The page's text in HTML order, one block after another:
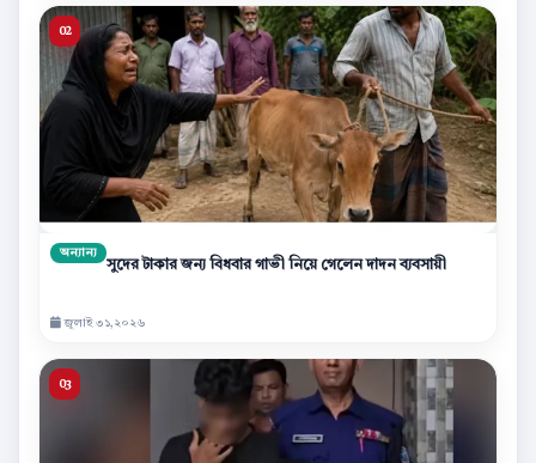
অন্যান্য
সুদের টাকার জন্য বিধবার গাভী নিয়ে গেলেন দাদন ব্যবসায়ী
জুলাই ৩১,২০২৬